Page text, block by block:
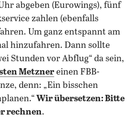
abgeben (Eurowings), fünf
zahlen (ebenfalls
Um ganz entspannt am
hinzufahren. Dann sollte
Stunden vor Abflug“ da sein,
Metzner einen FBB-
denn: „Ein bisschen
Wir übersetzen: Bitte
rechnen.